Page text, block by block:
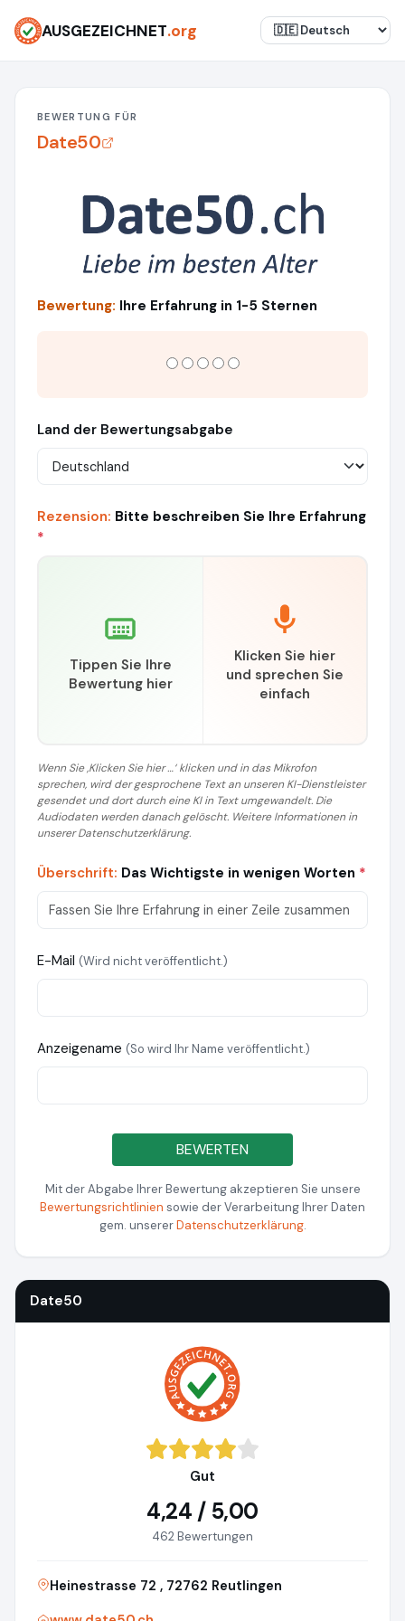
AUSGEZEICHNET.org
BEWERTUNG FÜR
Date50
Bewertung: Ihre Erfahrung in 1-5 Sternen
Land der Bewertungsabgabe
Rezension: Bitte beschreiben Sie Ihre Erfahrung
*
Tippen Sie Ihre
Bewertung hier
Klicken Sie hier
und sprechen Sie
einfach
Wenn Sie ‚Klicken Sie hier …‘ klicken und in das Mikrofon
sprechen, wird der gesprochene Text an unseren KI-Dienstleister
gesendet und dort durch eine KI in Text umgewandelt. Die
Audiodaten werden danach gelöscht. Weitere Informationen in
unserer Datenschutzerklärung.
Überschrift: Das Wichtigste in wenigen Worten *
E-Mail (Wird nicht veröffentlicht.)
Anzeigename (So wird Ihr Name veröffentlicht.)
BEWERTEN
Mit der Abgabe Ihrer Bewertung akzeptieren Sie unsere
Bewertungsrichtlinien sowie der Verarbeitung Ihrer Daten
gem. unsererDatenschutzerklärung.
Date50
Gut
4,24 / 5,00
462 Bewertungen
Heinestrasse 72 , 72762 Reutlingen